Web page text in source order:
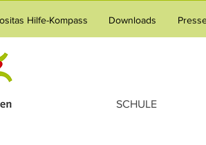
Hilfe-Kompass Downloads
SCHULE